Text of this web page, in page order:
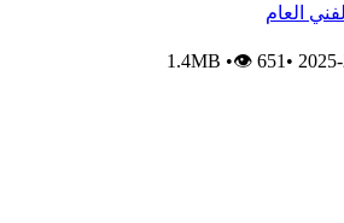
العام
•
1.4MB •👁 651